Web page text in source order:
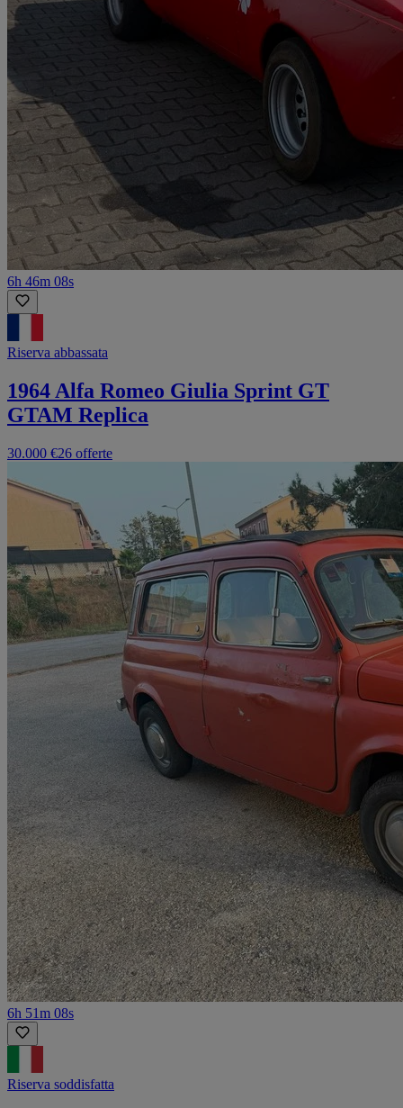
6h 46m 08s
Riserva abbassata
1964 Alfa Romeo Giulia Sprint GT
GTAM Replica
30.000 €26 offerte
6h 51m 08s
Riserva soddisfatta